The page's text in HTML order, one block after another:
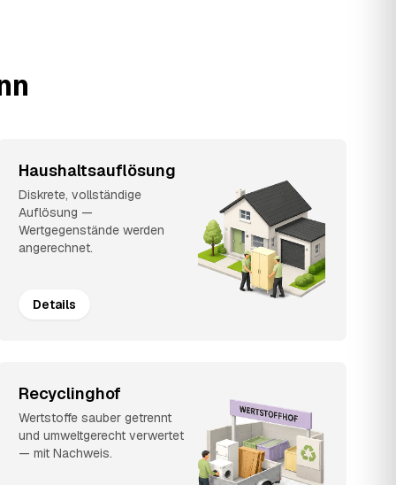
Haushaltsauflösung
Diskrete, vollständige
Auflösung —
Wertgegenstände werden
angerechnet.
Details
Recyclinghof
Wertstoffe sauber getrennt
und umweltgerecht verwertet
— mit Nachweis.